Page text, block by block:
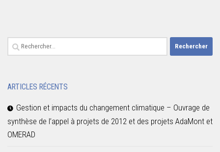
Rechercher :
ARTICLES RÉCENTS
Gestion et impacts du changement climatique – Ouvrage de
synthèse de l’appel à projets de 2012 et des projets AdaMont et
OMERAD